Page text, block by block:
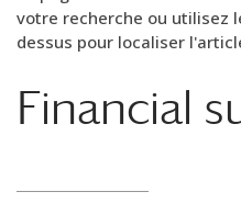
votre recherche ou utilisez
dessus pour localiser
Financial